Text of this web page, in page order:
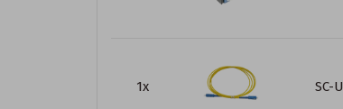
1x SC-